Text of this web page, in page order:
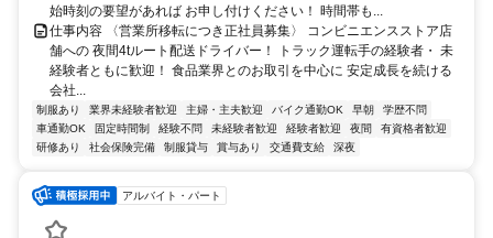
始時刻の要望があれば お申し付けください！ 時間帯も...
仕事内容 〈営業所移転につき正社員募集〉 コンビニエンスストア店
舗への 夜間4tルート配送ドライバー！ トラック運転手の経験者・ 未
経験者ともに歓迎！ 食品業界とのお取引を中心に 安定成長を続ける
会社...
制服あり 業界未経験者歓迎 主婦・主夫歓迎 バイク通勤OK 早朝
学歴不問
車通勤OK
固定時間制 経験不問 未経験者歓迎 経験者歓迎 夜間
有資格者歓迎
研修あり
社会保険完備 制服貸与 賞与あり 交通費支給 深夜
アルバイト・パート